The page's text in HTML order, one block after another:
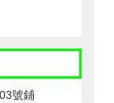
號鋪